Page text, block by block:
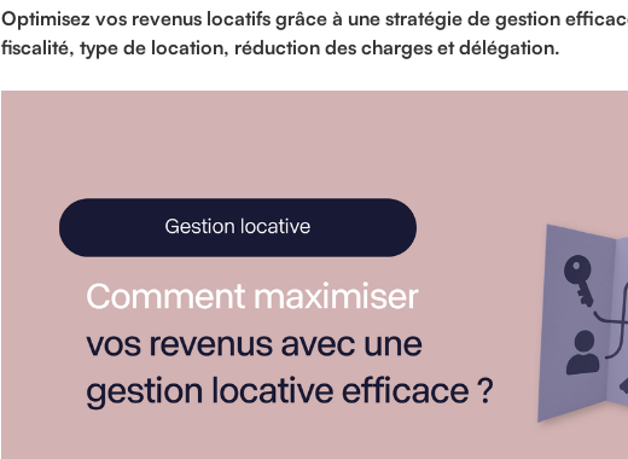
Optimisez vos revenus locatifs grâce à une stratégie de gestion
fiscalité, type de location, réduction des charges et délégation.